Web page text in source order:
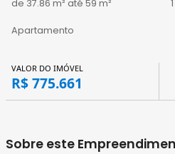
de 37.86 m² até 59 m²
Apartamento
VALOR DO IMÓVEL
R$ 775.661
Sobre este